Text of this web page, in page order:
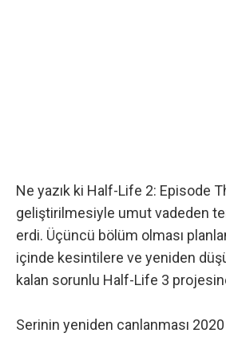
Ne yazık ki Half-Life 2: Episode
geliştirilmesiyle umut vadeden
erdi. Üçüncü bölüm olması
içinde kesintilere ve yeniden
kalan sorunlu Half-Life 3
Serinin yeniden canlanması 2020